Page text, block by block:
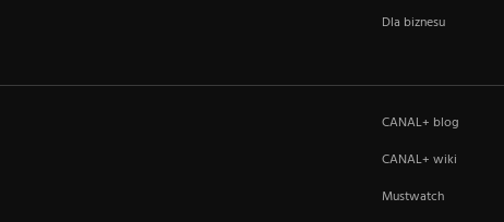
Dla biznesu
CANAL+ blog
CANAL+ wiki
Mustwatch